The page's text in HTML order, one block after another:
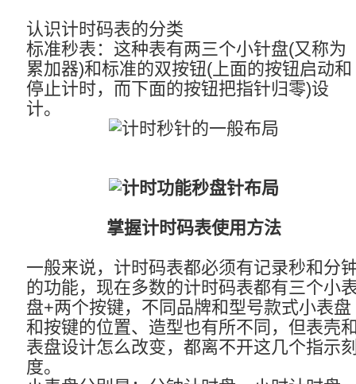
认识计时码表的分类
标准秒表：这种表有两三个小针盘(又称为
累加器)和标准的双按钮(上面的按钮启动和
停止计时，而下面的按钮把指针归零)设
计。
掌握计时码表使用方法
一般来说，计时码表都必须有记录秒和分
的功能，现在多数的计时码表都有三个小
盘+两个按键，不同品牌和型号款式小表盘
和按键的位置、造型也有所不同，但表壳
表盘设计怎么改变，都离不开这几个指示
度。